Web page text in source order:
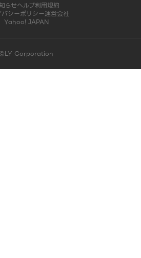
らせヘルプ利用規約
バシーポリシー運営会社
Yahoo! JAPAN
©LY Corporation
了しました | LINE占い